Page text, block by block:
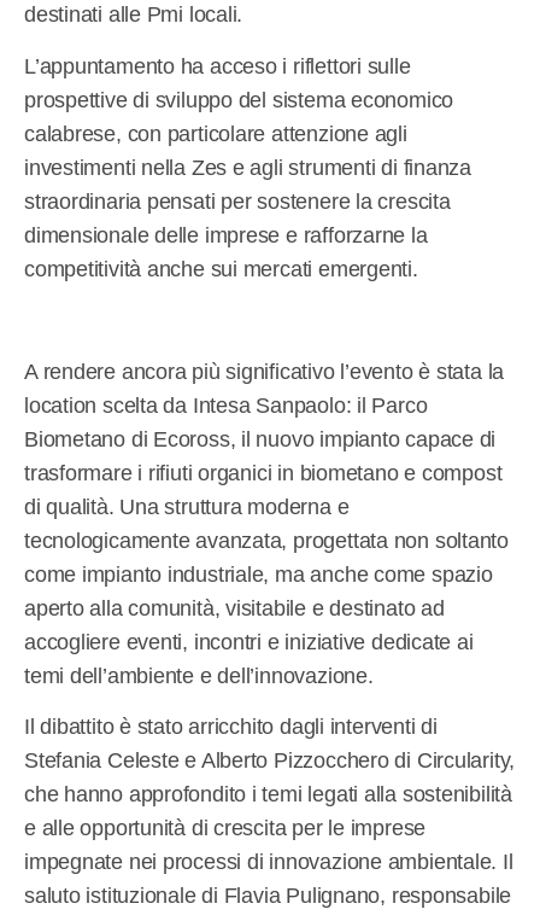
destinati alle Pmi locali.
L’appuntamento ha acceso i riflettori sulle
prospettive di sviluppo del sistema economico
calabrese, con particolare attenzione agli
investimenti nella Zes e agli strumenti di finanza
straordinaria pensati per sostenere la crescita
dimensionale delle imprese e rafforzarne la
competitività anche sui mercati emergenti.
A rendere ancora più significativo l’evento è stata la
location scelta da Intesa Sanpaolo: il Parco
Biometano di Ecoross, il nuovo impianto capace di
trasformare i rifiuti organici in biometano e compost
di qualità. Una struttura moderna e
tecnologicamente avanzata, progettata non soltanto
come impianto industriale, ma anche come spazio
aperto alla comunità, visitabile e destinato ad
accogliere eventi, incontri e iniziative dedicate ai
temi dell’ambiente e dell’innovazione.
Il dibattito è stato arricchito dagli interventi di
Stefania Celeste e Alberto Pizzocchero di Circularity,
che hanno approfondito i temi legati alla sostenibilità
e alle opportunità di crescita per le imprese
impegnate nei processi di innovazione ambientale. Il
saluto istituzionale di Flavia Pulignano, responsabile